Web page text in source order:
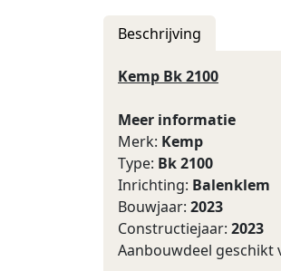
Beschrijving
Kemp Bk 2100
Meer informatie
Merk: Kemp
Type: Bk 2100
Inrichting: Balenklem
Bouwjaar: 2023
Constructiejaar: 2023
Aanbouwdeel geschikt